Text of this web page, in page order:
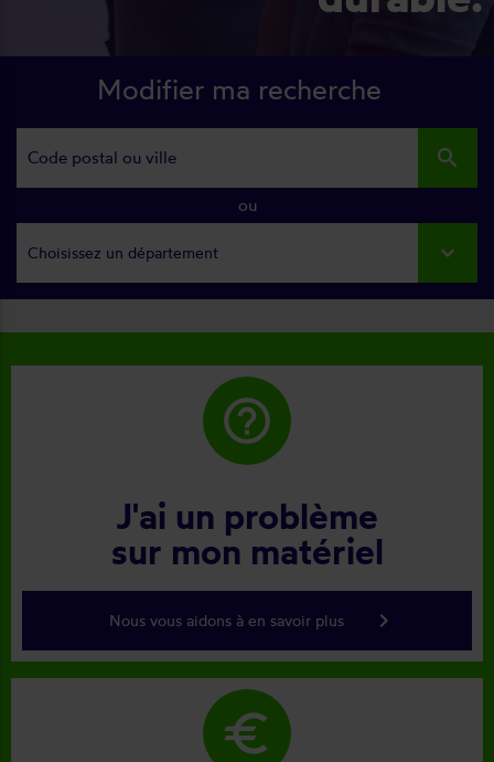
Modifier ma recherche
search
ou
Choisissez un département
help_outline
J'ai un problème
sur mon matériel
Nous vous aidons à en savoir plus keyboard_arrow_right
euro